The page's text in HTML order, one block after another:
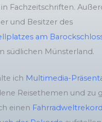
Fachzeitschriften.
und Besitzer des
am
südlichen Münsterland.
ich Multimedia-
Reisethemen und zu
einen